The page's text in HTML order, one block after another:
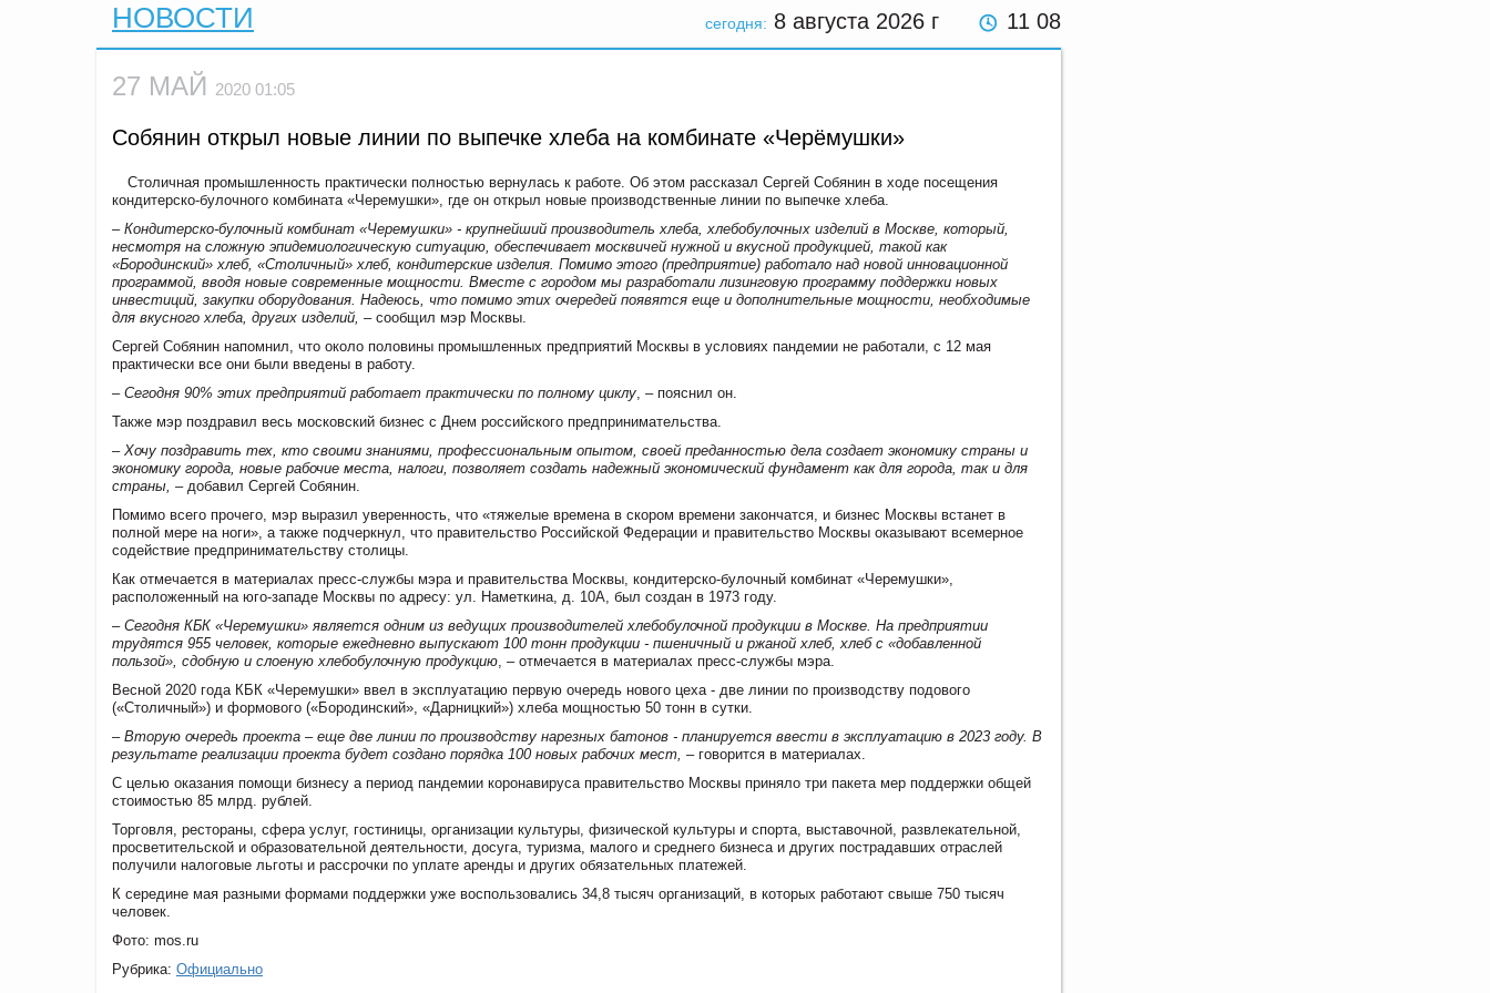
сегодня: 8 августа 2026 г 11 08
НОВОСТИ
27 МАЙ 2020 01:05
Собянин открыл новые линии по выпечке хлеба на комбинате «Черёмушки»
Столичная промышленность практически полностью вернулась к работе. Об этом рассказал Сергей Собянин в ходе посещения
кондитерско-булочного комбината «Черемушки», где он открыл новые производственные линии по выпечке хлеба.
– Кондитерско-булочный комбинат «Черемушки» - крупнейший производитель хлеба, хлебобулочных изделий в Москве, который,
несмотря на сложную эпидемиологическую ситуацию, обеспечивает москвичей нужной и вкусной продукцией, такой как
«Бородинский» хлеб, «Столичный» хлеб, кондитерские изделия. Помимо этого (предприятие) работало над новой инновационной
программой, вводя новые современные мощности. Вместе с городом мы разработали лизинговую программу поддержки новых
инвестиций, закупки оборудования. Надеюсь, что помимо этих очередей появятся еще и дополнительные мощности, необходимые
для вкусного хлеба, других изделий, – сообщил мэр Москвы.
Сергей Собянин напомнил, что около половины промышленных предприятий Москвы в условиях пандемии не работали, с 12 мая
практически все они были введены в работу.
– Сегодня 90% этих предприятий работает практически по полному циклу, – пояснил он.
Также мэр поздравил весь московский бизнес с Днем российского предпринимательства.
– Хочу поздравить тех, кто своими знаниями, профессиональным опытом, своей преданностью дела создает экономику страны и
экономику города, новые рабочие места, налоги, позволяет создать надежный экономический фундамент как для города, так и для
страны, – добавил Сергей Собянин.
Помимо всего прочего, мэр выразил уверенность, что «тяжелые времена в скором времени закончатся, и бизнес Москвы встанет в
полной мере на ноги», а также подчеркнул, что правительство Российской Федерации и правительство Москвы оказывают всемерное
содействие предпринимательству столицы.
Как отмечается в материалах пресс-службы мэра и правительства Москвы, кондитерско-булочный комбинат «Черемушки»,
расположенный на юго-западе Москвы по адресу: ул. Наметкина, д. 10А, был создан в 1973 году.
– Сегодня КБК «Черемушки» является одним из ведущих производителей хлебобулочной продукции в Москве. На предприятии
трудятся 955 человек, которые ежедневно выпускают 100 тонн продукции - пшеничный и ржаной хлеб, хлеб с «добавленной
пользой», сдобную и слоеную хлебобулочную продукцию, – отмечается в материалах пресс-службы мэра.
Весной 2020 года КБК «Черемушки» ввел в эксплуатацию первую очередь нового цеха - две линии по производству подового
(«Столичный») и формового («Бородинский», «Дарницкий») хлеба мощностью 50 тонн в сутки.
– Вторую очередь проекта – еще две линии по производству нарезных батонов - планируется ввести в эксплуатацию в 2023 году. В
результате реализации проекта будет создано порядка 100 новых рабочих мест, – говорится в материалах.
С целью оказания помощи бизнесу а период пандемии коронавируса правительство Москвы приняло три пакета мер поддержки общей
стоимостью 85 млрд. рублей.
Торговля, рестораны, сфера услуг, гостиницы, организации культуры, физической культуры и спорта, выставочной, развлекательной,
просветительской и образовательной деятельности, досуга, туризма, малого и среднего бизнеса и других пострадавших отраслей
получили налоговые льготы и рассрочки по уплате аренды и других обязательных платежей.
К середине мая разными формами поддержки уже воспользовались 34,8 тысяч организаций, в которых работают свыше 750 тысяч
человек.
Фото: mos.ru
Рубрика: Официально